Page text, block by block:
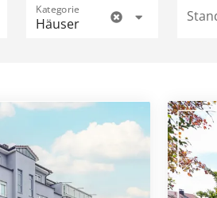
Kategorie
Häuser